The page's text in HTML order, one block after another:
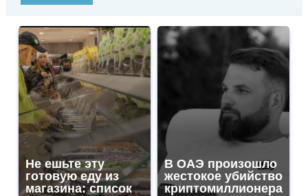
Не ешьте эту
готовую еду из
магазина: список
В ОАЭ произошло
жестокое убийство
криптомиллионера